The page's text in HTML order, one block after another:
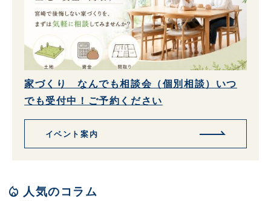
家づくり なんでも相談会（個別相談）いつ
でも受付中！ご予約ください
イベント案内
local_fire_department 人気のコラム